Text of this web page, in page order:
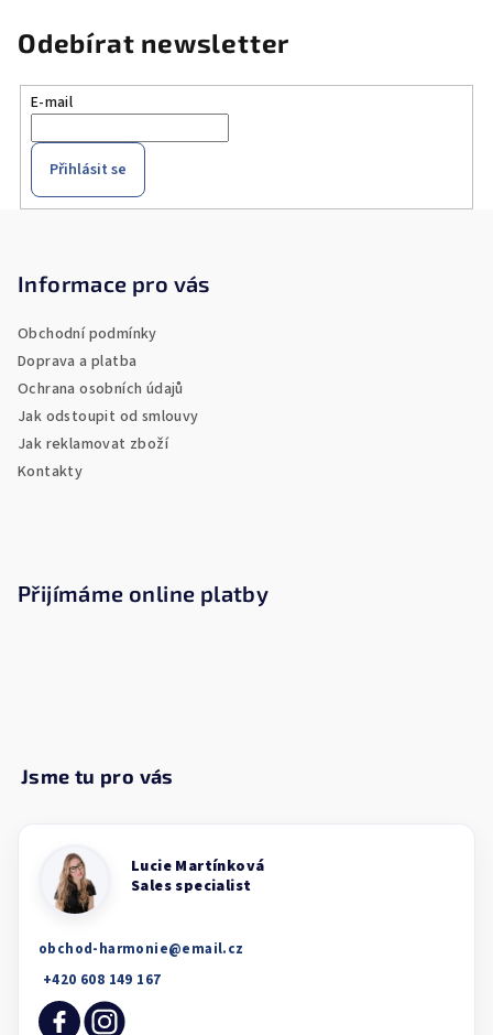
Odebírat newsletter
E-mail
Přihlásit se
Informace pro vás
Obchodní podmínky
Doprava a platba
Ochrana osobních údajů
Jak odstoupit od smlouvy
Jak reklamovat zboží
Kontakty
Přijímáme online platby
obchod-harmonie@email.cz